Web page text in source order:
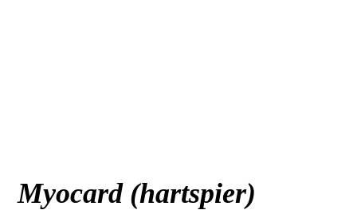
Myocard (hartspier)